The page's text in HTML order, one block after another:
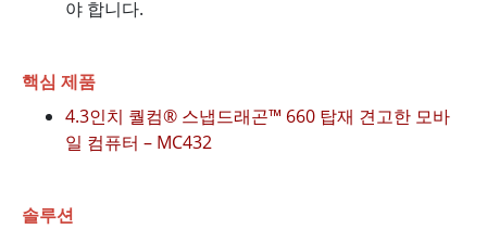
야 합니다.
핵심 제품
4.3인치 퀄컴® 스냅드래곤™ 660 탑재 견고한 모바
일 컴퓨터 – MC432
솔루션